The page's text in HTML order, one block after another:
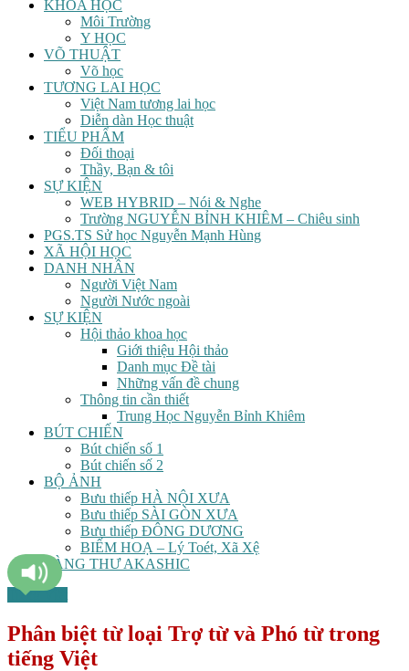
KHOA HỌC
Môi Trường
Y HỌC
VÕ THUẬT
Võ học
TƯƠNG LAI HỌC
Việt Nam tương lai học
Diễn dàn Học thuật
TIỂU PHẨM
Đối thoại
Thầy, Bạn & tôi
SỰ KIỆN
WEB HYBRID – Nói & Nghe
Trường NGUYỄN BỈNH KHIÊM – Chiêu sinh
PGS.TS Sử học Nguyễn Mạnh Hùng
XÃ HỘI HỌC
DANH NHÂN
Người Việt Nam
Người Nước ngoài
SỰ KIỆN
Hội thảo khoa học
Giới thiệu Hội thảo
Danh mục Đề tài
Những vấn đề chung
Thông tin cần thiết
Trung Học Nguyễn Bỉnh Khiêm
BÚT CHIẾN
Bút chiến số 1
Bút chiến số 2
BỘ ẢNH
Bưu thiếp HÀ NỘI XƯA
Bưu thiếp SÀI GÒN XƯA
Bưu thiếp ĐÔNG DƯƠNG
BIẾM HOẠ – Lý Toét, Xã Xệ
TÀNG THƯ AKASHIC
Tiếng Việt
Phân biệt từ loại Trợ từ và Phó từ trong
tiếng Việt